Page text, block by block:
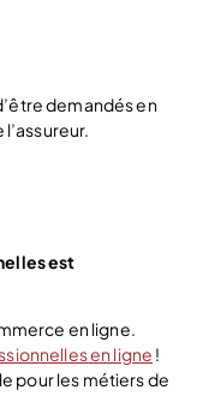
demandés en
est
en ligne.
en ligne !
pour les métiers de